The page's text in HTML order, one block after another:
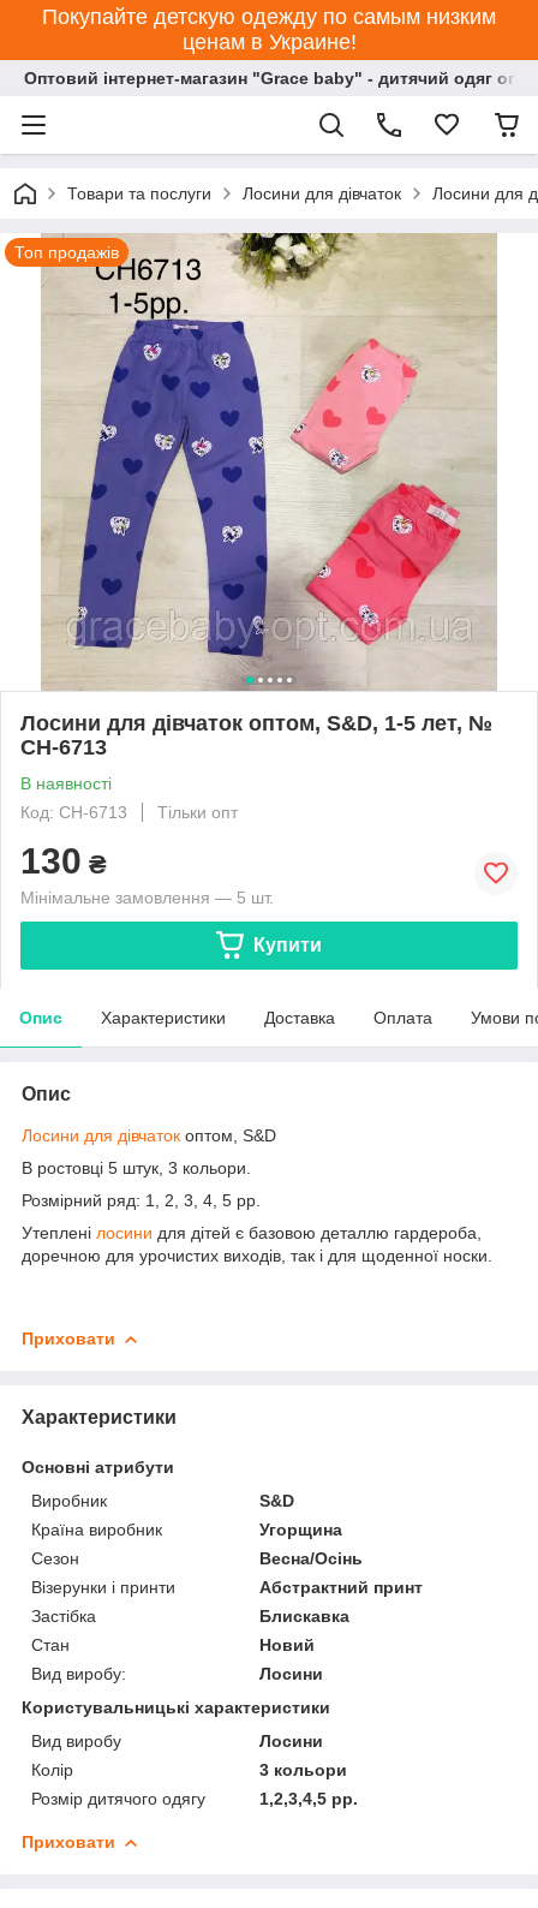
Покупайте детскую одежду по самым низким
ценам в Украине!
Оптовий інтернет-магазин "Grace baby" - дитячий одяг
Товари та послуги Лосини для дівчаток Лосини для
Топ продажів
Лосини для дівчаток оптом, S&D, 1-5 лет, №
CH-6713
В наявності
Код: CH-6713
Тільки опт
130 ₴
Мінімальне замовлення — 5 шт.
Купити
Опис Характеристики Доставка Оплата Умови
Опис
Лосини для дівчаток оптом, S&D
В ростовці 5 штук, 3 кольори.
Розмірний ряд: 1, 2, 3, 4, 5 рр.
Утеплені лосини для дітей є базовою деталлю гардероба,
доречною для урочистих виходів, так і для щоденної носки.
Приховати
Характеристики
Основні атрибути
Виробник
S&D
Країна виробник
Угорщина
Сезон
Весна/Осінь
Візерунки і принти
Абстрактний принт
Застібка
Блискавка
Стан
Новий
Вид виробу:
Лосини
Користувальницькі характеристики
Вид виробу
Лосини
Колір
3 кольори
Розмір дитячого одягу
1,2,3,4,5 рр.
Приховати